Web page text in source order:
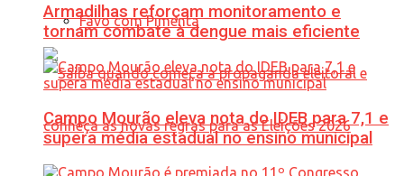
Favo com Pimenta
Armadilhas reforçam monitoramento e
tornam combate à dengue mais eficiente
Campo Mourão eleva nota do IDEB para 7,1 e
supera média estadual no ensino municipal